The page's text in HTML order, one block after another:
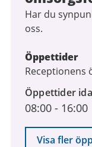
Har du
oss.
Öppettider
Receptionens
Öppettider
08:00 - 16:00
Visa fler